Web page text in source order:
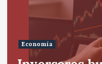
Economía